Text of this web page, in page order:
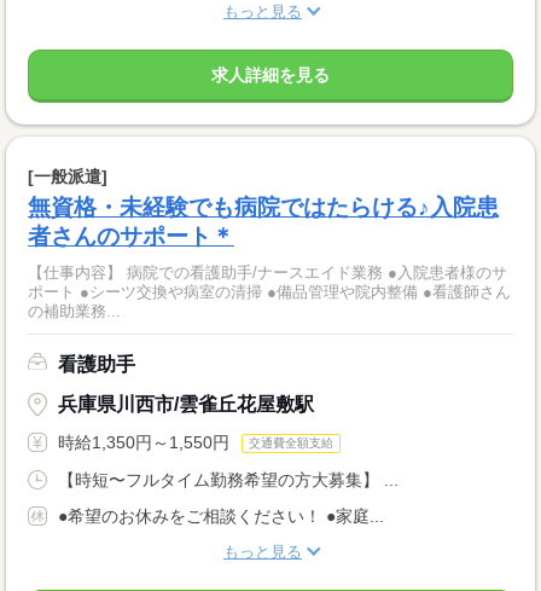
もっと見る
求人詳細を見る
[一般派遣]
無資格・未経験でも病院ではたらける♪入院患
者さんのサポート＊
【仕事内容】 病院での看護助手/ナースエイド業務 ●入院患者様のサ
ポート ●シーツ交換や病室の清掃 ●備品管理や院内整備 ●看護師さん
の補助業務...
看護助手
兵庫県川西市/雲雀丘花屋敷駅
時給1,350円～1,550円 交通費全額支給
【時短〜フルタイム勤務希望の方大募集】 ...
●希望のお休みをご相談ください！ ●家庭...
もっと見る